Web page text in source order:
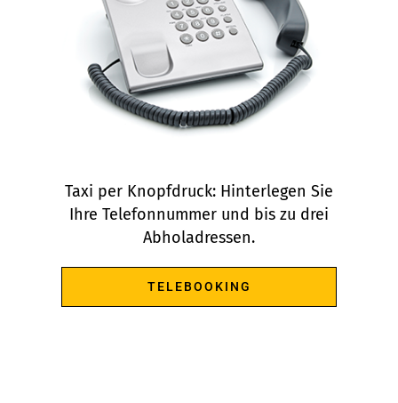
Taxi per Knopfdruck: Hinterlegen Sie
Ihre Telefonnummer und bis zu drei
Abholadressen.
TELEBOOKING